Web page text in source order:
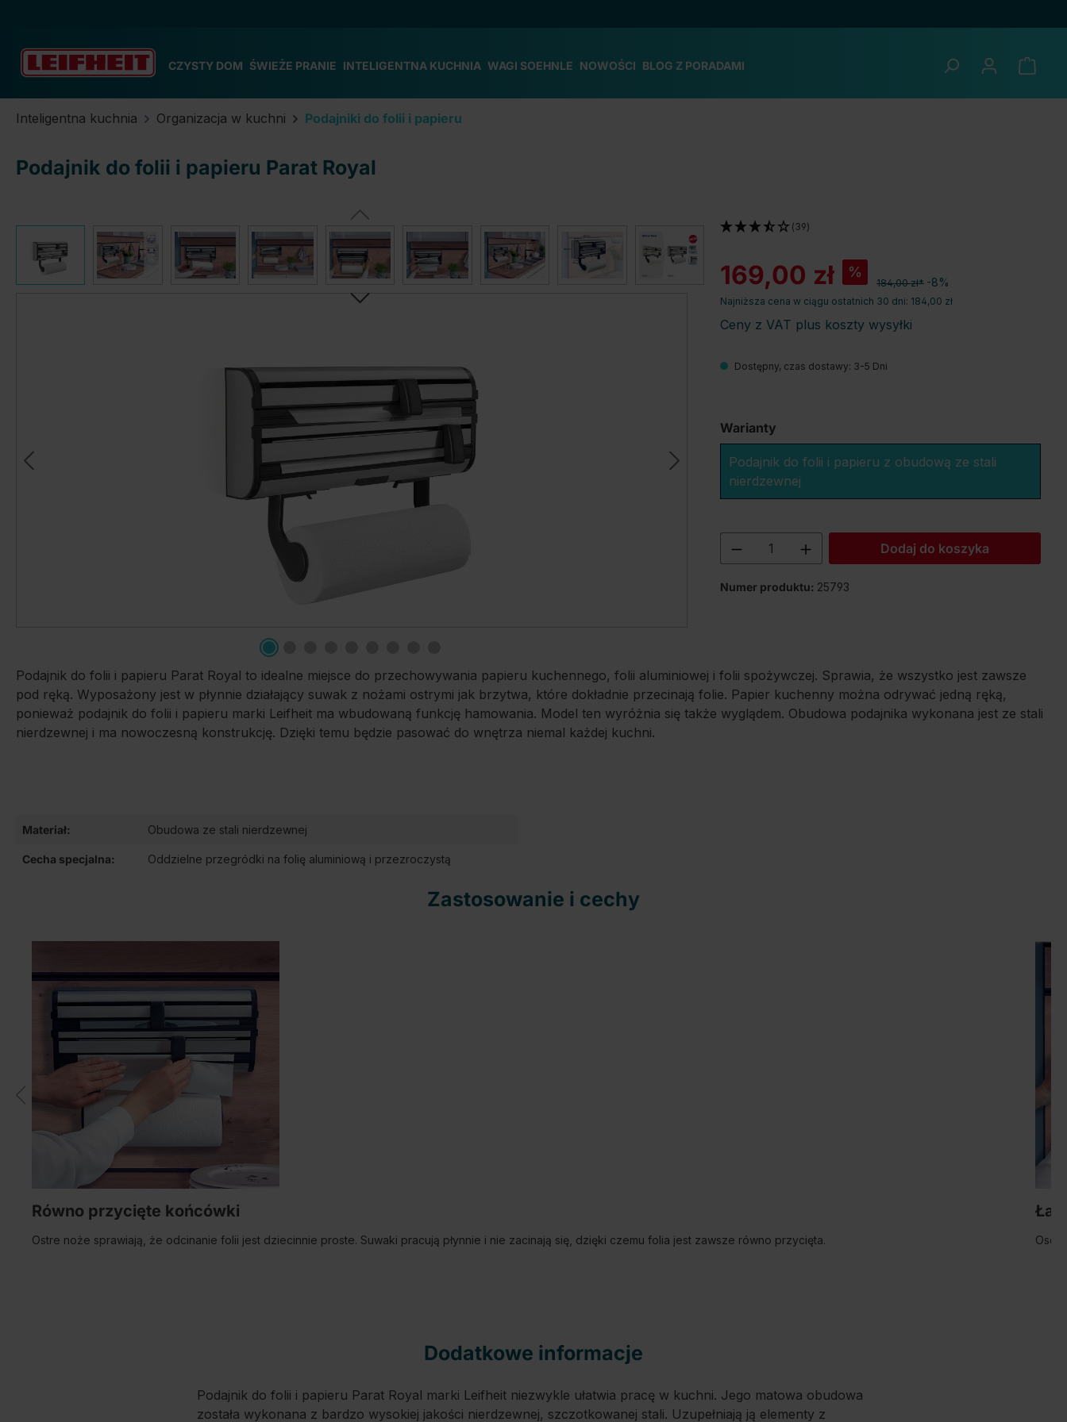
CZYSTY DOM ŚWIEŻE PRANIE INTELIGENTNA KUCHNIA WAGI SOEHNLE NOWOŚCI BLOG Z PORADAMI
Inteligentna kuchnia Organizacja w kuchni Podajniki do folii i papieru
Podajnik do folii i papieru Parat Royal
169,00 zł %
184,00 zł* -8%
Najniższa cena w ciągu ostatnich 30 dni: 184,00 zł
Ceny z VAT plus koszty wysyłki
(39)
Dostępny, czas dostawy: 3-5 Dni
Warianty
Podajnik do folii i papieru z obudową ze stali
nierdzewnej
Ilość produktu: Wprowadź żądaną
Dodaj do koszyka
Numer produktu: 25793
Podajnik do folii i papieru Parat Royal to idealne miejsce do przechowywania papieru kuchennego, folii aluminiowej i folii spożywczej. Sprawia, że wszystko jest zawsze
pod ręką. Wyposażony jest w płynnie działający suwak z nożami ostrymi jak brzytwa, które dokładnie przecinają folie. Papier kuchenny można odrywać jedną ręką,
ponieważ podajnik do folii i papieru marki Leifheit ma wbudowaną funkcję hamowania. Model ten wyróżnia się także wyglądem. Obudowa podajnika wykonana jest ze stali
nierdzewnej i ma nowoczesną konstrukcję. Dzięki temu będzie pasować do wnętrza niemal każdej kuchni.
Materiał: Obudowa ze stali nierdzewnej
Cecha specjalna: Oddzielne przegródki na folię aluminiową i przezroczystą
Zastosowanie i cechy
Równo przycięte końcówki
Ostre noże sprawiają, że odcinanie folii jest dziecinnie proste. Suwaki pracują płynnie i nie zacinają się, dzięki czemu folia jest zawsze równo przycięta.
Dodatkowe informacje
Podajnik do folii i papieru Parat Royal marki Leifheit niezwykle ułatwia pracę w kuchni. Jego matowa obudowa
została wykonana z bardzo wysokiej jakości nierdzewnej, szczotkowanej stali. Uzupełniają ją elementy z